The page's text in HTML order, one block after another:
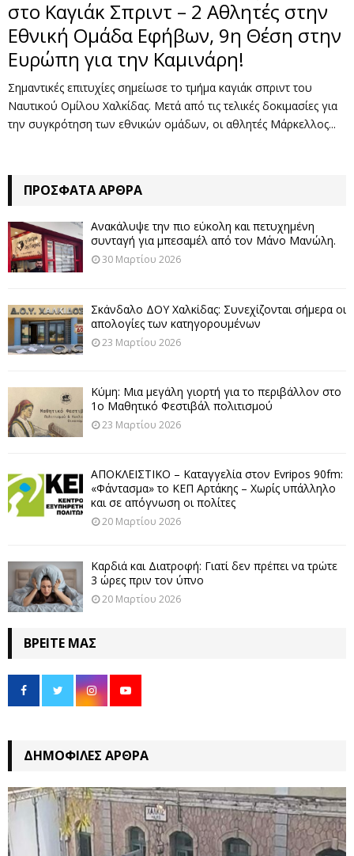
στο Καγιάκ Σπριντ – 2 Αθλητές στην
Εθνική Ομάδα Εφήβων, 9η Θέση στην
Ευρώπη για την Καμινάρη!
Σημαντικές επιτυχίες σημείωσε το τμήμα καγιάκ σπριντ του
Ναυτικού Ομίλου Χαλκίδας. Μετά από τις τελικές δοκιμασίες για
την συγκρότηση των εθνικών ομάδων, οι αθλητές Μάρκελλος...
ΠΡΌΣΦΑΤΑ ΆΡΘΡΑ
Ανακάλυψε την πιο εύκολη και πετυχημένη
συνταγή για μπεσαμέλ από τον Μάνο Μανώλη.
30 Μαρτίου 2026
Σκάνδαλο ΔΟΥ Χαλκίδας: Συνεχίζονται σήμερα οι
απολογίες των κατηγορουμένων
23 Μαρτίου 2026
Κύμη: Μια μεγάλη γιορτή για το περιβάλλον στο
1ο Μαθητικό Φεστιβάλ πολιτισμού
23 Μαρτίου 2026
ΑΠΟΚΛΕΙΣΤΙΚΟ – Καταγγελία στον Evripos 90fm:
«Φάντασμα» το ΚΕΠ Αρτάκης – Χωρίς υπάλληλο
και σε απόγνωση οι πολίτες
20 Μαρτίου 2026
Καρδιά και Διατροφή: Γιατί δεν πρέπει να τρώτε
3 ώρες πριν τον ύπνο
20 Μαρτίου 2026
ΒΡΕΊΤΕ ΜΑΣ
ΔΗΜΟΦΙΛΈΣ ΆΡΘΡΑ